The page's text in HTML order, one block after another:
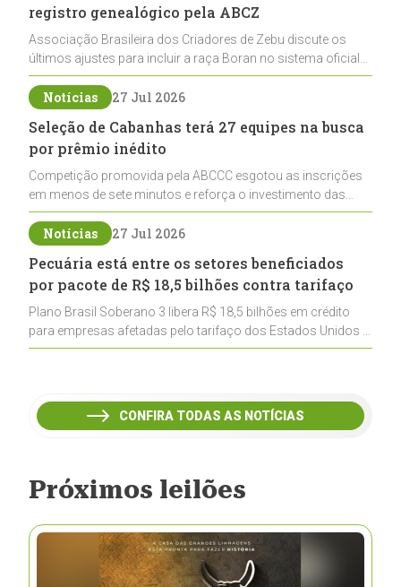
registro genealógico pela ABCZ
Associação Brasileira dos Criadores de Zebu discute os
últimos ajustes para incluir a raça Boran no sistema oficial
de registros, abrindo caminho para sua expansão na
pecuária nacional
Notícias 27 Jul 2026
Seleção de Cabanhas terá 27 equipes na busca
por prêmio inédito
Competição promovida pela ABCCC esgotou as inscrições
em menos de sete minutos e reforça o investimento das
cabanhas na seleção genética de Cavalos Crioulos voltados
ao laço
Notícias 27 Jul 2026
Pecuária está entre os setores beneficiados
por pacote de R$ 18,5 bilhões contra tarifaço
Plano Brasil Soberano 3 libera R$ 18,5 bilhões em crédito
para empresas afetadas pelo tarifaço dos Estados Unidos e
inclui a pecuária entre os setores estratégicos
CONFIRA TODAS AS NOTÍCIAS
Próximos leilões